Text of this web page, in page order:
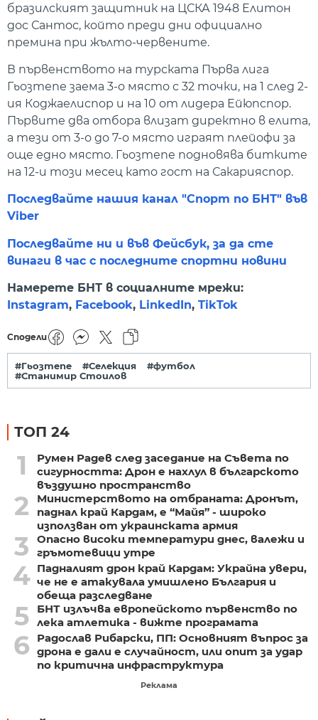
бразилският защитник на ЦСКА 1948 Елитон
дос Сантос, който преди дни официално
премина при жълто-червените.
В първенството на турската Първа лига
Гьозтепе заема 3-о място с 32 точки, на 1 след 2-
ия Коджаелиспор и на 10 от лидера Ейюпспор.
Първите два отбора влизат директно в елита,
а тези от 3-о до 7-о място играят плейофи за
още едно място. Гьозтепе подновява битките
на 12-и този месец като гост на Сакарияспор.
Последвайте нашия канал "Спорт по БНТ" във
Viber
Последвайте ни и във Фейсбук, за да сте
винаги в час с последните спортни новини
Намерете БНТ в социалните мрежи:
Instagram, Facebook, LinkedIn, TikTok
Сподели
#Гьозтепе #Селекция
#футбол
#Станимир Стоилов
ТОП 24
1
Румен Радев след заседание на Съвета по
сигурността: Дрон е нахлул в българското
въздушно пространство
2
Министерството на отбраната: Дронът,
паднал край Кардам, е “Майя” - широко
използван от украинската армия
3
Опасно високи температури днес, валежи и
гръмотевици утре
4 Падналият дрон край Кардам: Украйна увери,
че не е атакувала умишлено България и
обеща разследване
5
БНТ излъчва европейското първенство по
лека атлетика - вижте програмата
6
Радослав Рибарски, ПП: Основният въпрос за
дрона е дали е случайност, или опит за удар
по критична инфраструктура
Реклама